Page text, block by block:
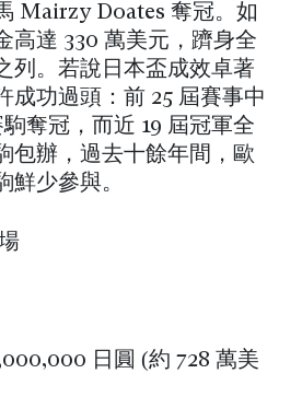
Mairzy Doates 奪冠。如
高達 330 萬美元，躋身全
列。若說日本盃成效卓著
成功過頭：前 25 屆賽事中
奪冠，而近 19 屆冠軍全
包辦，過去十餘年間，歐
鮮少參與。
日圓 (約 728 萬美